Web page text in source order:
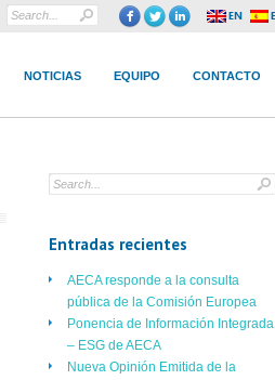
NOTICIAS EQUIPO CONTACTO
Entradas recientes
AECA responde a la consulta
pública de la Comisión Europea
Ponencia de Información Integrada
– ESG de AECA
Nueva Opinión Emitida de la